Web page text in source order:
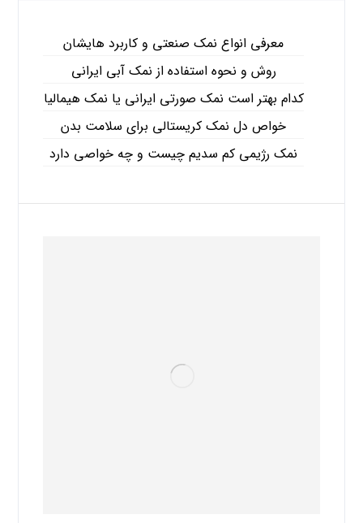
معرفی انواع نمک صنعتی و کاربرد هایشان
روش و نحوه استفاده از نمک آبی ایرانی
کدام بهتر است نمک صورتی ایرانی یا نمک هیمالیا
خواص دل نمک کریستالی برای سلامت بدن
نمک رژیمی کم سدیم چیست و چه خواصی دارد